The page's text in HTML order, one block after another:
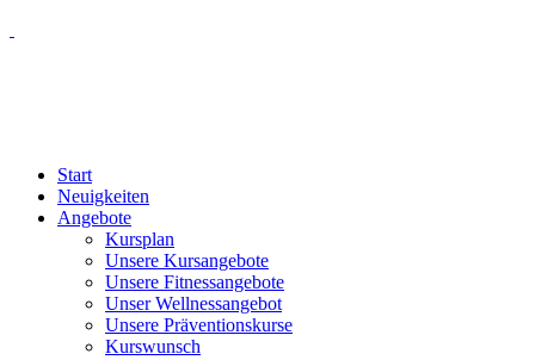
Start
Neuigkeiten
Angebote
Kursplan
Unsere Kursangebote
Unsere Fitnessangebote
Unser Wellnessangebot
Unsere Präventionskurse
Kurswunsch